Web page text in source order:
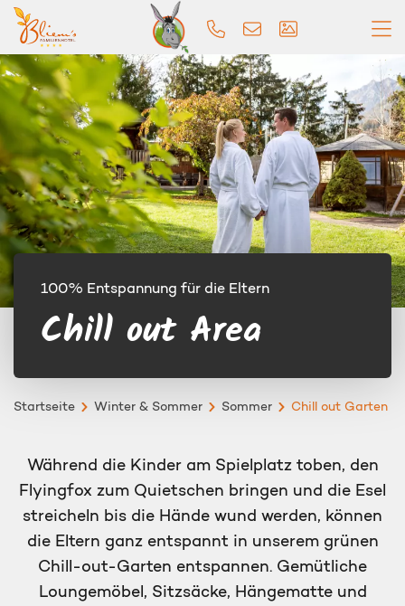
100% Entspannung für die Eltern
Chill out Area
Startseite Winter & Sommer Sommer Chill out Garten
Während die Kinder am Spielplatz toben, den
Flyingfox zum Quietschen bringen und die Esel
streicheln bis die Hände wund werden, können
die Eltern ganz entspannt in unserem grünen
Chill-out-Garten entspannen. Gemütliche
Loungemöbel, Sitzsäcke, Hängematte und